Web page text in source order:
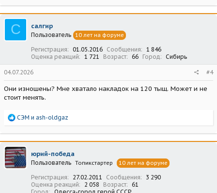
а
к
ц
и
и
С салгир
Пользователь 10 лет на форуме
Регистрация 01.05.2016 Сообщения
1 846
Оценка реакций
1 721 Возраст 66 Город Сибирь
04.07.2026 #4
Они изношены? Мне хватало накладок на 120 тыщ. Может и не
стоит менять.
Р
а
к
ц
и
и
СЭМ и ash-oldgaz
юрий-победа
Пользователь Топикстартер 10 лет на форуме
Регистрация 27.02.2011 Сообщения
3 290
Оценка реакций
2 058 Возраст
61